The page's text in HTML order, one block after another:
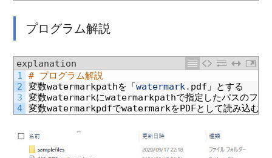
プログラム解説
explanation
1
2
3
4
# プログラム解説
変数watermarkpathを「watermark. pdf 」とする
変数watermarkにwatermarkpathで指定したパスのファ
変数watermarkpdfでwatermarkをPDFとして読み込む